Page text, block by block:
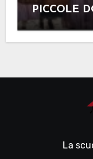
PICCOLE
La